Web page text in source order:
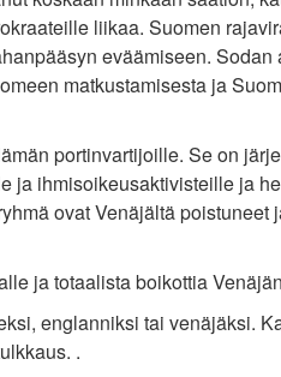
liikaa. Suomen
eväämiseen.
matkustamisesta ja
portinvartijoille. Se on
ja ihmisoikeusaktivisteille ja
ovat Venäjältä poistuneet
ja totaalista boikottia
englanniksi tai venäjäksi.
.